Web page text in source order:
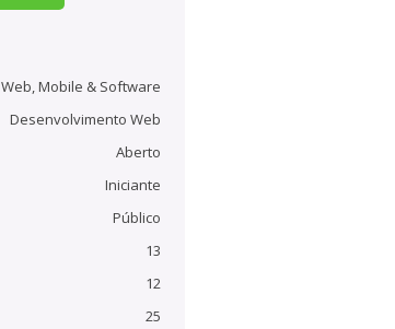
Web, Mobile & Software
Desenvolvimento Web
Aberto
Iniciante
Público
13
12
25